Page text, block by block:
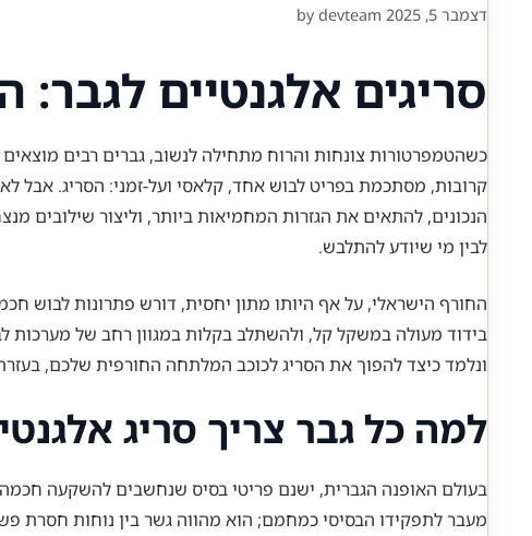
דצמבר 5, 2025 by devteam
סריגים אלגנטיים
כשהטמפרטורות צונחות והרוח מתחילה לנשוב, גברים רבים
קרובות, מסתכמת בפריט לבוש אחד, קלאסי ועל-זמני: הסריג. אבל
הנכונים, להתאים את הגזרות המחמיאות ביותר, וליצור שילובים
לבין מי שיודע להתלבש.
החורף הישראלי, על אף היותו מתון יחסית, דורש פתרונות לבוש
בידוד מעולה במשקל קל, ולהשתלב בקלות במגוון רחב של מערכות
ונלמד כיצד להפוך את הסריג לכוכב המלתחה החורפית שלכם,
למה כל גבר צריך סריג
בעולם האופנה הגברית, ישנם פריטי בסיס שנחשבים להשקעה
מעבר לתפקידו הבסיסי כמחמם; הוא מהווה גשר בין נוחות חסרת